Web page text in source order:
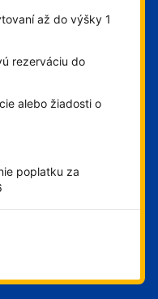
až do výšky 1
rezerváciu do
alebo žiadosti o
poplatku za